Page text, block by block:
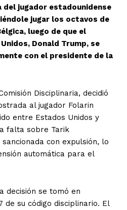
jugador estadounidense
jugar los octavos de
luego de que el
Donald Trump, se
con el presidente de la
Disciplinaria, decidió
al jugador Folarin
entre Estados Unidos y
falta sobre Tarik
con expulsión, lo
automática para el
decisión se tomó en
de su código disciplinario. El